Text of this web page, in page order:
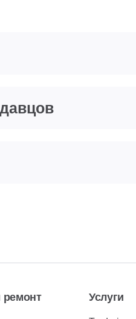
ремонт Услуги